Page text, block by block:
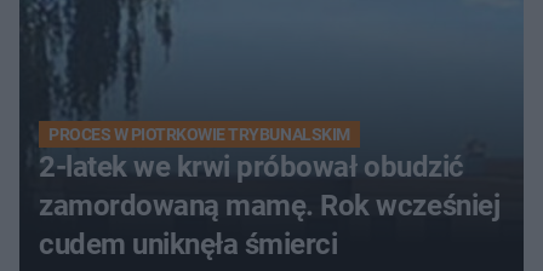
PROCES W PIOTRKOWIE TRYBUNALSKIM
2-latek we krwi próbował obudzić
zamordowaną mamę. Rok wcześniej
cudem uniknęła śmierci